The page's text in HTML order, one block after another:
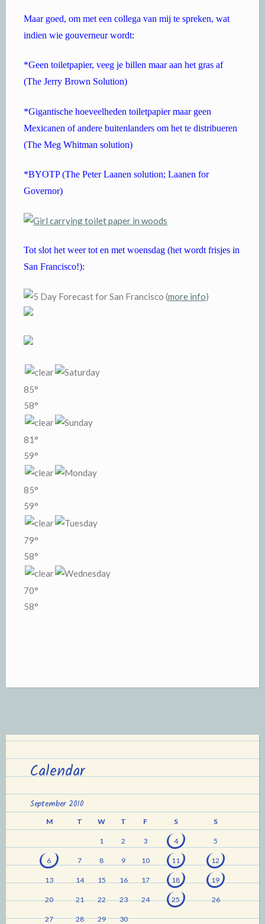
Maar goed, om met een collega van mij te spreken, wat
indien wie gouverneur wordt:
*Geen toiletpapier, veeg je billen maar aan het gras af
(The Jerry Brown Solution)
*Gigantische hoeveelheden toiletpapier maar geen
Mexicanen of andere buitenlanders om het te distribueren
(The Meg Whitman solution)
*BYOTP (The Peter Laanen solution; Laanen for
Governor)
Tot slot het weer tot en met woensdag (het wordt frisjes in
San Francisco!):
for San Francisco (more info)
85°
58°
81°
59°
85°
59°
79°
58°
70°
58°
Calendar
September 2010
M T W T F S S
1 2 3 4 5
6 7 8 9 10 11 12
13 14 15 16 17 18 19
20 21 22 23 24 25 26
27 28 29 30